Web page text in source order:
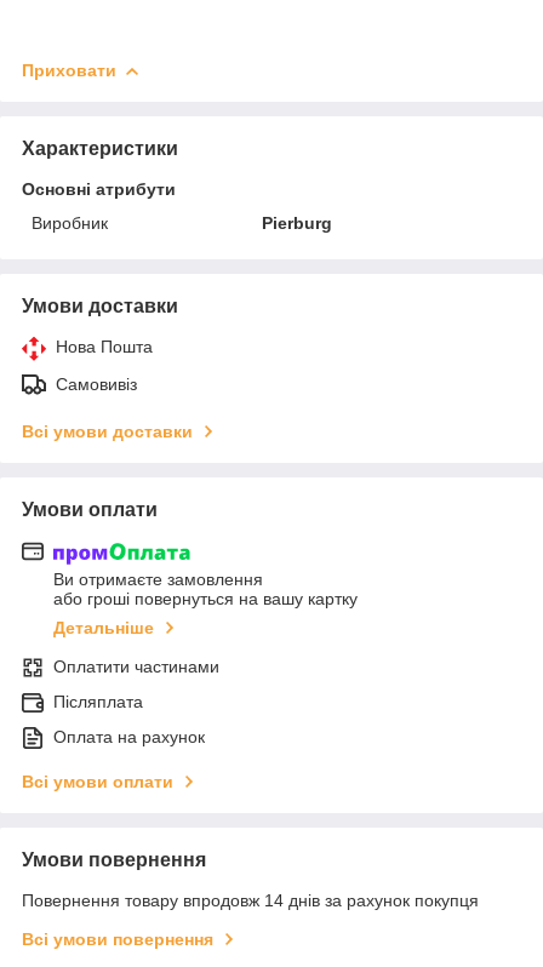
Приховати
Характеристики
Основні атрибути
Виробник
Pierburg
Умови доставки
Нова Пошта
Самовивіз
Всі умови доставки
Умови оплати
Ви отримаєте замовлення
або гроші повернуться на вашу картку
Детальніше
Оплатити частинами
Післяплата
Оплата на рахунок
Всі умови оплати
Умови повернення
Повернення товару впродовж 14 днів за рахунок покупця
Всі умови повернення